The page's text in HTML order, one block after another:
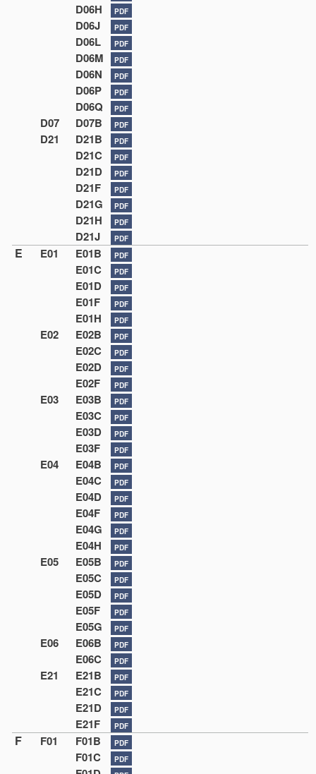
D06H PDF
D06J PDF
D06L PDF
D06M PDF
D06N PDF
D06P PDF
D06Q PDF
D07 D07B PDF
D21 D21B PDF
D21C PDF
D21D PDF
D21F PDF
D21G PDF
D21H PDF
D21J PDF
E E01 E01B PDF
E01C PDF
E01D PDF
E01F PDF
E01H PDF
E02 E02B PDF
E02C PDF
E02D PDF
E02F PDF
E03 E03B PDF
E03C PDF
E03D PDF
E03F PDF
E04 E04B PDF
E04C PDF
E04D PDF
E04F PDF
E04G PDF
E04H PDF
E05 E05B PDF
E05C PDF
E05D PDF
E05F PDF
E05G PDF
E06 E06B PDF
E06C PDF
E21 E21B PDF
E21C PDF
E21D PDF
E21F PDF
F F01 F01B PDF
F01C PDF